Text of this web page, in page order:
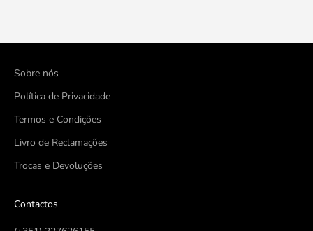
Sobre nós
Política de Privacidade
Termos e Condições
Livro de Reclamações
Trocas e Devoluções
Contactos